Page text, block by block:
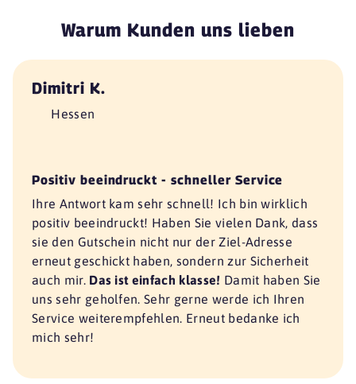
Warum Kunden uns lieben
Dimitri K.
Hessen
Positiv beeindruckt - schneller Service
Ihre Antwort kam sehr schnell! Ich bin wirklich
positiv beeindruckt! Haben Sie vielen Dank, dass
sie den Gutschein nicht nur der Ziel-Adresse
erneut geschickt haben, sondern zur Sicherheit
auch mir. Das ist einfach klasse! Damit haben Sie
uns sehr geholfen. Sehr gerne werde ich Ihren
Service weiterempfehlen. Erneut bedanke ich
mich sehr!